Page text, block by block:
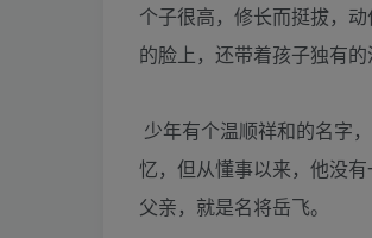
个子很高，修长而挺拔，
的脸上，还带着孩子独有的
少年有个温顺祥和的名字
忆，但从懂事以来，他没
父亲，就是名将岳飞。